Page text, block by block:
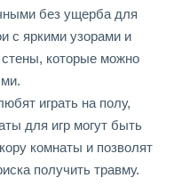
без ущерба для
с яркими узорами и
которые можно
играть на полу,
для игр могут быть
комнаты и позволят
получить травму.